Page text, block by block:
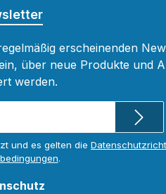
erscheinenden
über neue Produkte und
werden.
und es gelten die
.